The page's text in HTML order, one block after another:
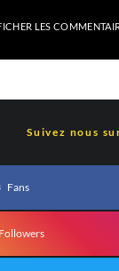
LES
Suivez nous
Fans
Followers